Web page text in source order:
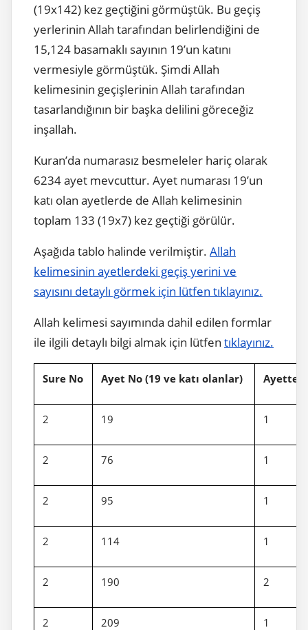
(19x142) kez geçtiğini görmüştük. Bu geçiş
yerlerinin Allah tarafından belirlendiğini de
15,124 basamaklı sayının 19’un katını
vermesiyle görmüştük. Şimdi Allah
kelimesinin geçişlerinin Allah tarafından
tasarlandığının bir başka delilini göreceğiz
inşallah.
Kuran’da numarasız besmeleler hariç olarak
6234 ayet mevcuttur. Ayet numarası 19’un
katı olan ayetlerde de Allah kelimesinin
toplam 133 (19x7) kez geçtiği görülür.
Aşağıda tablo halinde verilmiştir. Allah
kelimesinin ayetlerdeki geçiş yerini ve
sayısını detaylı görmek için lütfen tıklayınız.
Allah kelimesi sayımında dahil edilen formlar
ile ilgili detaylı bilgi almak için lütfen tıklayınız.
Sure No Ayet No (19 ve katı olanlar) Ayette
2 19 1
2 76 1
2 95 1
2 114 1
2 190 2
2 209 1